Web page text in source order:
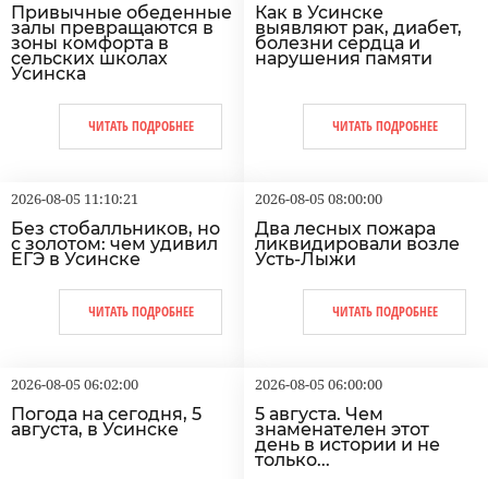
Привычные обеденные
залы превращаются в
зоны комфорта в
сельских школах
Усинска
ЧИТАТЬ ПОДРОБНЕЕ
Как в Усинске
выявляют рак, диабет,
болезни сердца и
нарушения памяти
ЧИТАТЬ ПОДРОБНЕЕ
2026-08-05 11:10:21
Без стобалльников, но
с золотом: чем удивил
ЕГЭ в Усинске
ЧИТАТЬ ПОДРОБНЕЕ
2026-08-05 08:00:00
Два лесных пожара
ликвидировали возле
Усть-Лыжи
ЧИТАТЬ ПОДРОБНЕЕ
2026-08-05 06:02:00
Погода на сегодня, 5
августа, в Усинске
2026-08-05 06:00:00
5 августа. Чем
знаменателен этот
день в истории и не
только...